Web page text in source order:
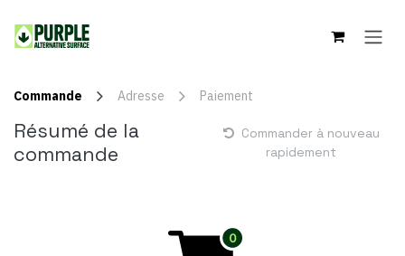
Commande Adresse Paiement
Résumé de la
commande
Commander à nouveau
rapidement